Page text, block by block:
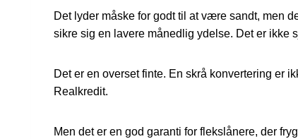
Det lyder måske for godt til at være sandt, men
sikre sig en lavere månedlig ydelse. Det er ikke
Det er en overset finte. En skrå konvertering er
Realkredit.
Men det er en god garanti for flekslånere, der